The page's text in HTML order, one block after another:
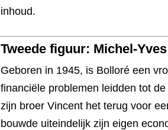
inhoud.
Tweede figuur: Michel-
Geboren in 1945, is Bolloré een
financiële problemen leidden tot
zijn broer Vincent het terug voor
bouwde uiteindelijk zijn eigen